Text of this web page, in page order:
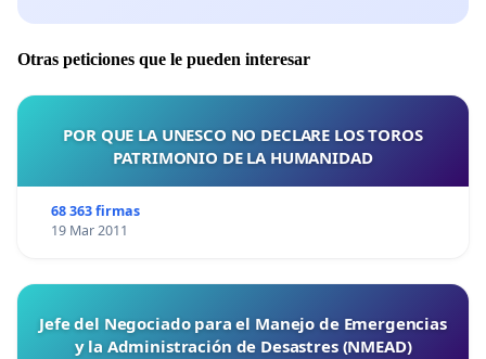
Otras peticiones que le pueden interesar
POR QUE LA UNESCO NO DECLARE LOS TOROS
PATRIMONIO DE LA HUMANIDAD
68 363 firmas
19 Mar 2011
Jefe del Negociado para el Manejo de Emergencias
y la Administración de Desastres (NMEAD)